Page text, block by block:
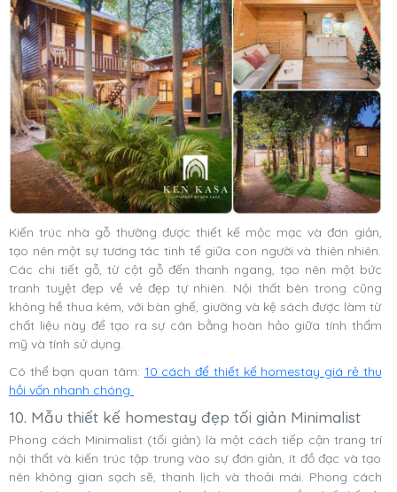
Kiến trúc nhà gỗ thường được thiết kế mộc mạc và đơn giản,
tạo nên một sự tương tác tinh tế giữa con người và thiên nhiên.
Các chi tiết gỗ, từ cột gỗ đến thanh ngang, tạo nên một bức
tranh tuyệt đẹp về vẻ đẹp tự nhiên. Nội thất bên trong cũng
không hề thua kém, với bàn ghế, giường và kệ sách được làm từ
chất liệu này để tạo ra sự cân bằng hoàn hảo giữa tính thẩm
mỹ và tính sử dụng.
Có thể bạn quan tâm: 10 cách để thiết kế homestay giá rẻ thu
hồi vốn nhanh chóng
10. Mẫu thiết kế homestay đẹp tối giản Minimalist
Phong cách Minimalist (tối giản) là một cách tiếp cận trang trí
nội thất và kiến trúc tập trung vào sự đơn giản, ít đồ đạc và tạo
nên không gian sạch sẽ, thanh lịch và thoải mái. Phong cách